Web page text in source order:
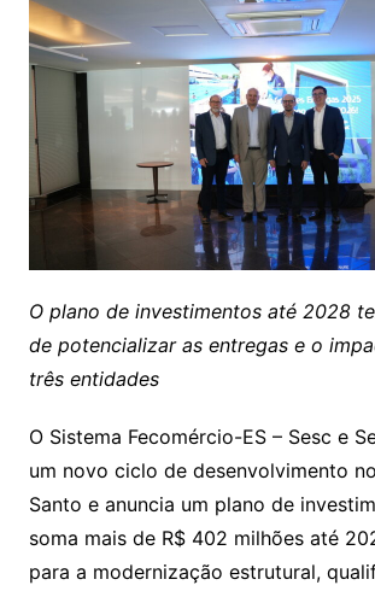
O plano de investimentos até 2028
de potencializar as entregas e o
três entidades
O Sistema Fecomércio-ES – Sesc e
um novo ciclo de desenvolvimento
Santo e anuncia um plano de
soma mais de R$ 402 milhões até
para a modernização estrutural,